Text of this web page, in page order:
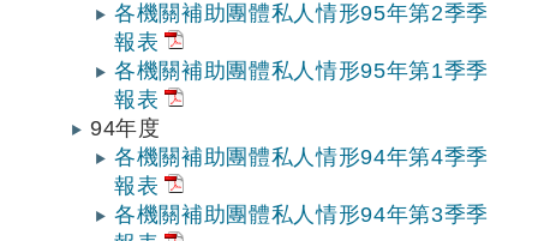
各機關補助團體私人情形95年第2季季
報表
各機關補助團體私人情形95年第1季季
報表
94年度
各機關補助團體私人情形94年第4季季
報表
各機關補助團體私人情形94年第3季季